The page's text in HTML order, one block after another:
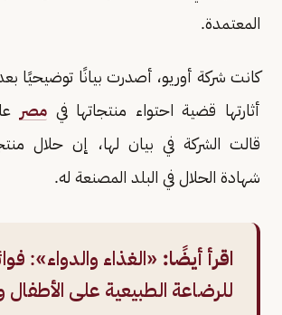
المعتمدة.
كانت شركة أوريو، أصدرت بيانًا توضيحيًا
أثارتها قضية احتواء منتجاتها فيمصر
قالت الشركة في بيان لها، إن حلال
شهادة الحلال في البلد المصنعة له.
اقرأ أيضًا: «الغذاء والدواء»:
للرضاعة الطبيعية على الأطفال